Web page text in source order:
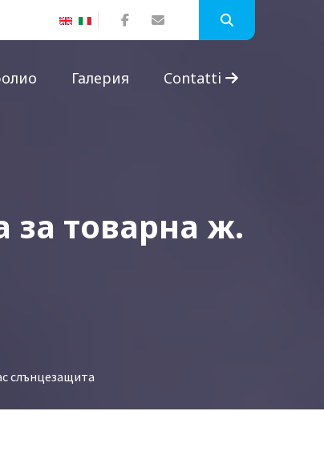
Галерия Contatti
товарна ж.
слънцезащита